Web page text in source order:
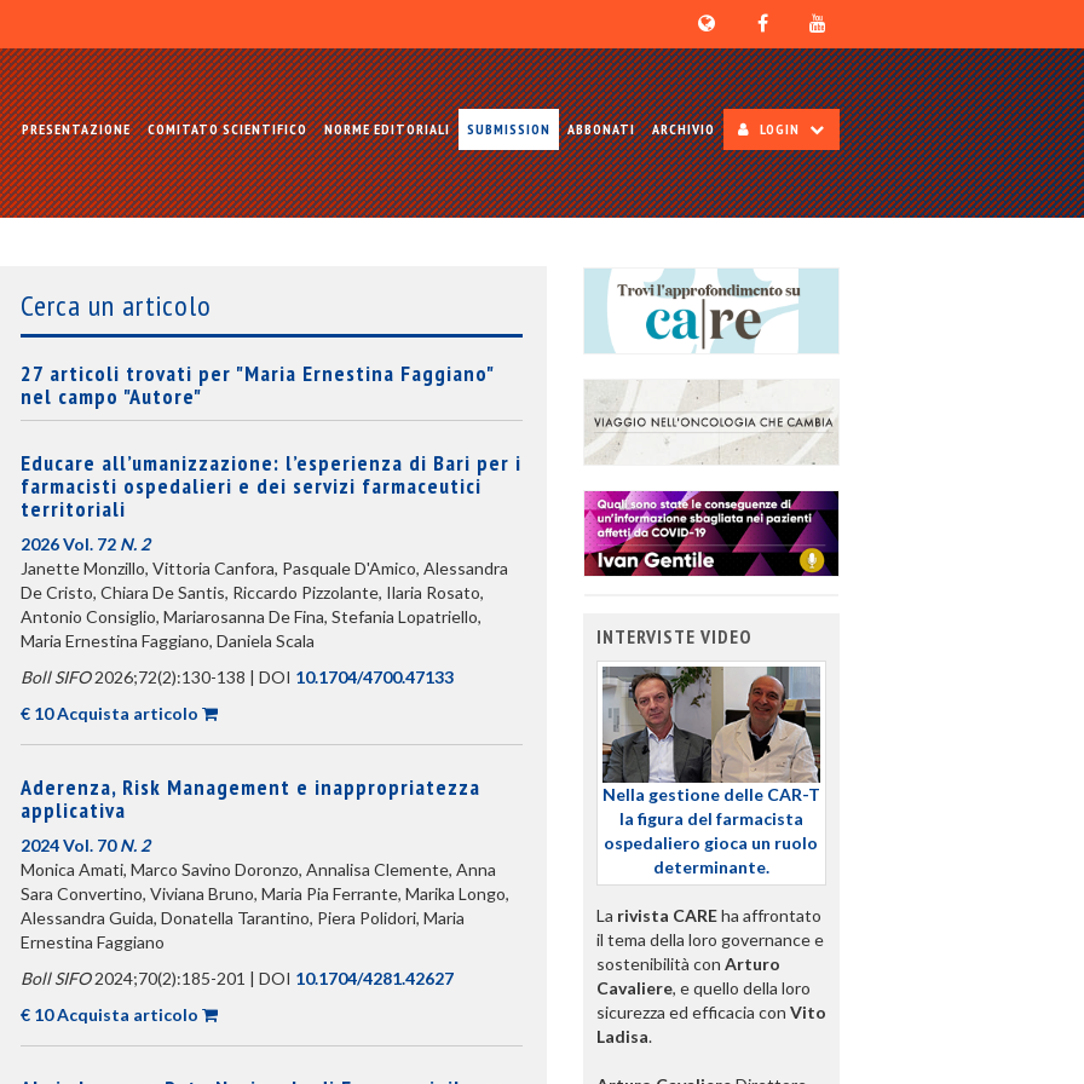
PRESENTAZIONE COMITATO SCIENTIFICO NORME EDITORIALI SUBMISSION ABBONATI ARCHIVIO LOGIN
Cerca un articolo
27 articoli trovati per "Maria Ernestina Faggiano"
nel campo "Autore"
Educare all’umanizzazione: l’esperienza di Bari per i
farmacisti ospedalieri e dei servizi farmaceutici
territoriali
2026 Vol. 72 N. 2
Janette Monzillo, Vittoria Canfora, Pasquale D'Amico, Alessandra
De Cristo, Chiara De Santis, Riccardo Pizzolante, Ilaria Rosato,
Antonio Consiglio, Mariarosanna De Fina, Stefania Lopatriello,
Maria Ernestina Faggiano, Daniela Scala
Boll SIFO2026;72(2):130-138 | DOI 10.1704/4700.47133
€ 10 Acquista articolo
Aderenza, Risk Management e inappropriatezza
applicativa
2024 Vol. 70N. 2
Monica Amati, Marco Savino Doronzo, Annalisa Clemente, Anna
Sara Convertino, Viviana Bruno, Maria Pia Ferrante, Marika Longo,
Alessandra Guida, Donatella Tarantino, Piera Polidori, Maria
Ernestina Faggiano
Boll SIFO2024;70(2):185-201 | DOI 10.1704/4281.42627
€ 10 Acquista articolo
INTERVISTE VIDEO
Nella gestione delle CAR-T
la figura del farmacista
ospedaliero gioca un ruolo
determinante.
La rivista CAREha affrontato
il tema della loro governance e
sostenibilità con Arturo
Cavaliere, e quello della loro
sicurezza ed efficacia con Vito
Ladisa.